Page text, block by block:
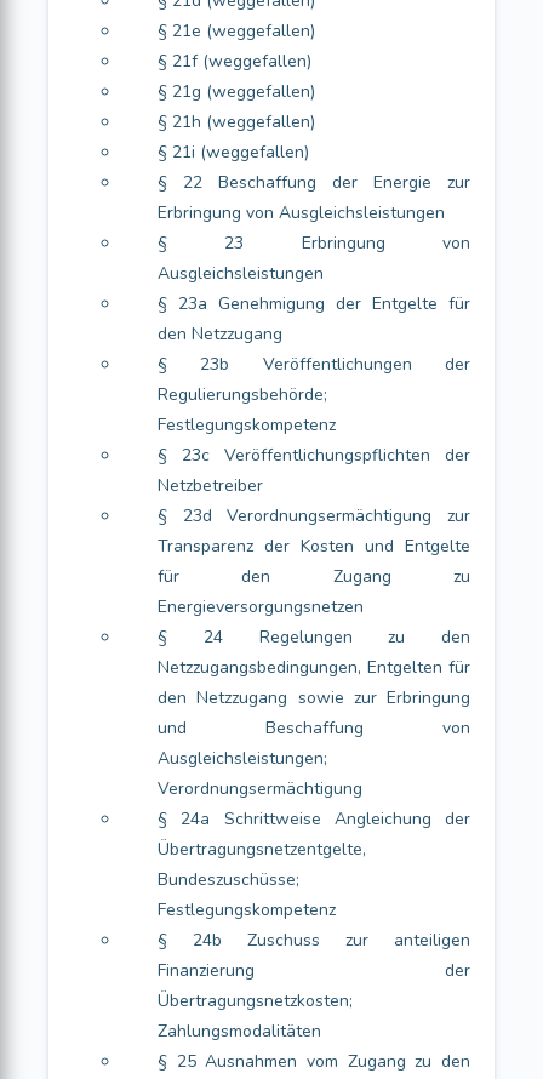
§ 21e (weggefallen)
§ 21f (weggefallen)
§ 21g (weggefallen)
§ 21h (weggefallen)
§ 21i (weggefallen)
§ 22 Beschaffung der Energie zur
Erbringung von Ausgleichsleistungen
§ 23 Erbringung von
Ausgleichsleistungen
§ 23a Genehmigung der Entgelte für
den Netzzugang
§ 23b Veröffentlichungen der
Regulierungsbehörde;
Festlegungskompetenz
§ 23c Veröffentlichungspflichten der
Netzbetreiber
§ 23d Verordnungsermächtigung zur
Transparenz der Kosten und Entgelte
für den Zugang zu
Energieversorgungsnetzen
§ 24 Regelungen zu den
Netzzugangsbedingungen, Entgelten für
den Netzzugang sowie zur Erbringung
und Beschaffung von
Ausgleichsleistungen;
Verordnungsermächtigung
§ 24a Schrittweise Angleichung der
Übertragungsnetzentgelte,
Bundeszuschüsse;
Festlegungskompetenz
§ 24b Zuschuss zur anteiligen
Finanzierung der
Übertragungsnetzkosten;
Zahlungsmodalitäten
§ 25 Ausnahmen vom Zugang zu den